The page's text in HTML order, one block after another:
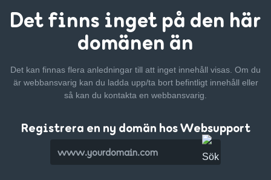
Det finns inget på den här
domänen än
Det kan finnas flera anledningar till att inget innehåll visas. Om du
är webbansvarig kan du ladda upp/ta bort befintligt innehåll eller
så kan du kontakta en webbansvarig.
Registrera en ny domän hos Websupport